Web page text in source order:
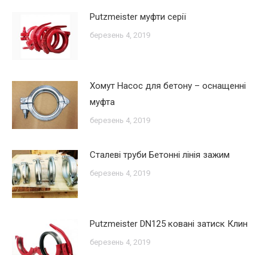
Putzmeister муфти серії
березень 4, 2019
Хомут Насос для бетону – оснащенні
муфта
березень 4, 2019
Сталеві труби Бетонні лінія зажим
березень 4, 2019
Putzmeister DN125 ковані затиск Клин
березень 4, 2019